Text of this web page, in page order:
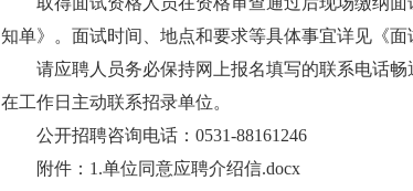
知单》。面试时间、地点和要求等具体事宜详见《面
请应聘人员务必保持网上报名填写的联系电话
在工作日主动联系招录单位。
公开招聘咨询电话：0531-88161246
附件：1.单位同意应聘介绍信.docx